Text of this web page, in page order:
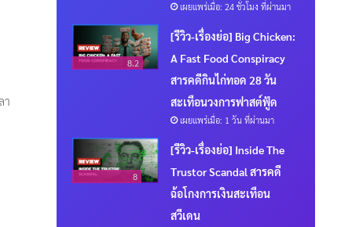
า
เผยแพร่เมื่อ: 24 ชั่วโมง ที่ผ่านมา
8.2
[รีวิว-เรื่องย่อ] Big Chicken:
A Fast Food Conspiracy
สารคดีกินไก่ทอด 28 วัน
สะเทือนวงการฟาสต์ฟู้ด
เผยแพร่เมื่อ: 1 วัน ที่ผ่านมา
8
[รีวิว-เรื่องย่อ] Inside The
Trustor Scandal สารคดี
ฉ้อโกงการเงินสะเทือน
สวีเดน